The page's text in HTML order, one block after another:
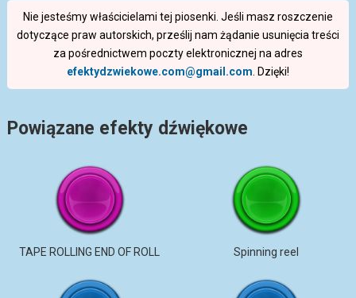
Nie jesteśmy właścicielami tej piosenki. Jeśli masz roszczenie
dotyczące praw autorskich, prześlij nam żądanie usunięcia treści
za pośrednictwem poczty elektronicznej na adres
efektydzwiekowe.com@gmail.com . Dzięki!
Powiązane efekty dźwiękowe
TAPE ROLLING END OF ROLL Spinning reel